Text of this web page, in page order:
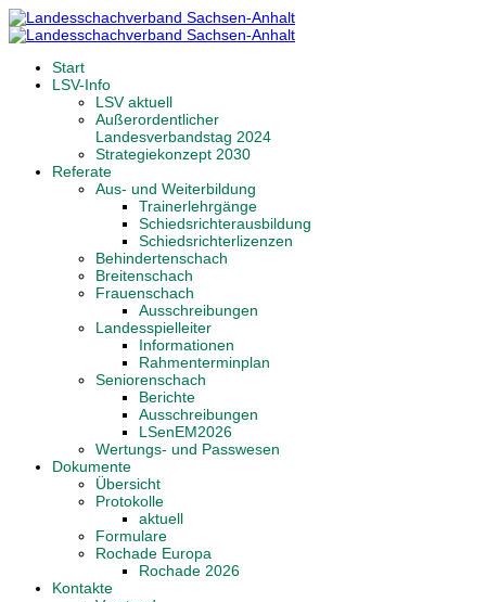
Start
LSV-Info
LSV aktuell
Außerordentlicher
Landesverbandstag 2024
Strategiekonzept 2030
Referate
Aus- und Weiterbildung
Trainerlehrgänge
Schiedsrichterausbildung
Schiedsrichterlizenzen
Behindertenschach
Breitenschach
Frauenschach
Ausschreibungen
Landesspielleiter
Informationen
Rahmenterminplan
Seniorenschach
Berichte
Ausschreibungen
LSenEM2026
Wertungs- und Passwesen
Dokumente
Übersicht
Protokolle
aktuell
Formulare
Rochade Europa
Rochade 2026
Kontakte